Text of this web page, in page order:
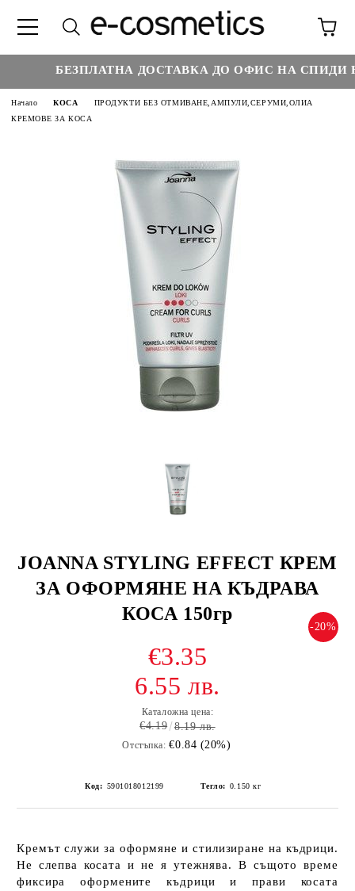
БЕЗПЛАТНА ДОСТАВКА ДО ОФИС НА СПИДИ
Начало КОСА
ПРОДУКТИ БЕЗ ОТМИВАНЕ,АМПУЛИ,СЕРУМИ,ОЛИА
КРЕМОВЕ ЗА КОСА
JOANNA STYLING EFFECT КРЕМ
ЗА ОФОРМЯНЕ НА КЪДРАВА
КОСА 150гр
-20%
€3.35
6.55 лв.
Каталожна цена:
€4.19 8.19 лв.
Отстъпка: €0.84 (20%)
Код: 5901018012199 Тегло: 0.150 кг
Кремът служи за оформяне и стилизиране на къдрици.
Не слепва косата и не я утежнява. В същото време
фиксира оформените къдрици и прави косата